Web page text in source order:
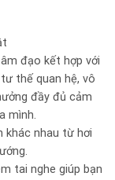
đạo kết hợp với
thế quan hệ, vô
đầy đủ cảm
mình.
khác nhau từ hơi
tai nghe giúp bạn